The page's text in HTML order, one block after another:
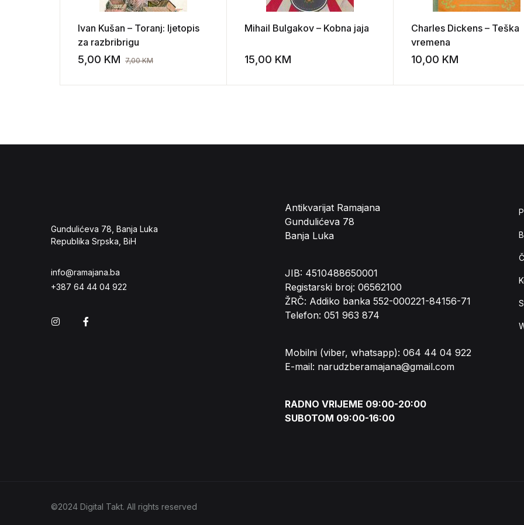
Ivan Kušan – Toranj: ljetopis
za razbribrigu
5,00 KM 7,00KM Add to wishlist
Mihail Bulgakov – Kobna jaja
15,00 KM Add to wishlist
Charles Dickens – Teška
vremena
10,00 KM
Gundulićeva 78, Banja Luka
Republika Srpska, BiH
info@ramajana.ba
+387 64 44 04 922
Instagram
Antikvarijat Ramajana
Gundulićeva 78
Banja Luka
JIB: 4510488650001
Registarski broj: 06562100
ŽRČ: Addiko banka 552-000221-84156-71
Telefon: 051 963 874
Mobilni (viber, whatsapp): 064 44 04 922
E-mail: narudzberamajana@gmail.com
RADNO VRIJEME 09:00-20:00
SUBOTOM 09:00-16:00
©2024 Digital Takt. All rights reserved